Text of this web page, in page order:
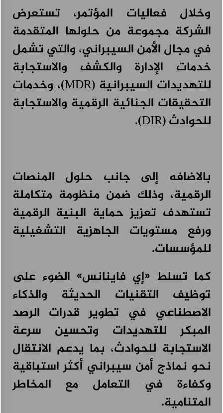
وخلال فعاليات المؤتمر، تستعرض
الشركة مجموعة من حلولها المتقدمة
في مجال الأمن السيبراني، والتي تشمل
خدمات الإدارة والكشف والاستجابة
للتهديدات السيبرانية (MDR)، وخدمات
التحقيقات الجنائية الرقمية والاستجابة
للحوادث (DIR).
بالاضافه إلى جانب حلول المنصات
الرقمية، وذلك ضمن منظومة متكاملة
تستهدف تعزيز حماية البنية الرقمية
ورفع مستويات الجاهزية التشغيلية
للمؤسسات.
كما تسلط «إي فاينانس» الضوء على
توظيف التقنيات الحديثة والذكاء
الاصطناعي في تطوير قدرات الرصد
المبكر للتهديدات وتحسين سرعة
الاستجابة للحوادث، بما يدعم الانتقال
نحو نماذج أمن سيبراني أكثر استباقية
وكفاءة في التعامل مع المخاطر
المتنامية.